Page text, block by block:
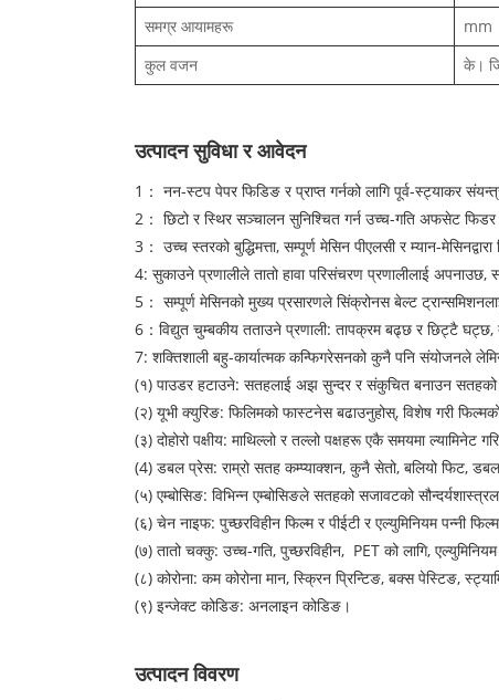
समग्र आयामहरू mm
कुल वजन
के।
उत्पादन सुविधा र आवेदन
1： नन-स्टप पेपर फिडिङ र प्राप्त गर्नको लागि पूर्व-स्ट्याकर
2： छिटो र स्थिर सञ्चालन सुनिश्चित गर्न उच्च-गति अफसेट
3： उच्च स्तरको बुद्धिमत्ता, सम्पूर्ण मेसिन पीएलसी र म्यान-
4: सुकाउने प्रणालीले तातो हावा परिसंचरण प्रणालीलाई
5： सम्पूर्ण मेसिनको मुख्य प्रसारणले सिंक्रोनस बेल्ट
6：विद्युत चुम्बकीय तताउने प्रणाली: तापक्रम बढ्छ र छिट्टै
7: शक्तिशाली बहु-कार्यात्मक कन्फिगरेसनको कुनै पनि संयोजनले
(१) पाउडर हटाउने: सतहलाई अझ सुन्दर र संकुचित बनाउन सतहको
(२) यूभी क्युरिङ: फिलिमको फास्टनेस बढाउनुहोस्, विशेष गरी
(३) दोहोरो पक्षीय: माथिल्लो र तल्लो पक्षहरू एकै समयमा ल्यामिनेट
(4) डबल प्रेस: ​​राम्रो सतह कम्प्याक्शन, कुनै सेतो, बलियो फिट, डबल
(५) एम्बोसिङ: विभिन्न एम्बोसिङले सतहको सजावटको
(६) चेन नाइफ: पुच्छरविहीन फिल्म र पीईटी र एल्युमिनियम पन्नी
(७) तातो चक्कु: उच्च-गति, पुच्छरविहीन, PET को लागि,
(८) कोरोना: कम कोरोना मान, स्क्रिन प्रिन्टिङ, बक्स पेस्टिङ,
(९) इन्जेक्ट कोडिङ: अनलाइन कोडिङ।
उत्पादन विवरण